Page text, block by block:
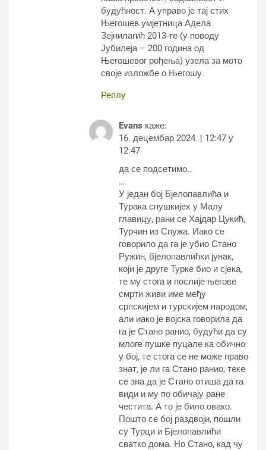
будућност. А управо је тај стих
Његошев умјетница Адела
Зејнилагић 2013-те (у поводу
Јубилеја – 200 година од
Његошевог рођења) узела за мото
своје изложбе о Његошу.
Реплy
Evans каже:
16. децембар 2024. | 12:47 у
12:47
да се подсетимо..
…
У један бој Бјелопавлића и
Турака спушкијех у Малу
главицу, рани се Хајдар Цукић,
Турчин из Спужа. Иако се
говорило да га је убио Стано
Ружин, бјелопавлићки јунак,
који је друге Турке био и сјека,
те му стога и послије његове
смрти живи име међу
српскијем и турскијем народом,
али иако је војска говорила да
га је Стано ранио, будући да су
млоге пушке пуцале ка обично
у бој, те стога се не може право
знат, је ли га Стано ранио, теке
се зна да је Стано отиша да га
види и му по обичају ране
честита. А то је било овако.
Пошто се бој раздвоји, пошли
су Турци и Бјелопавлићи
сватко дома. Но Стано, кад чу